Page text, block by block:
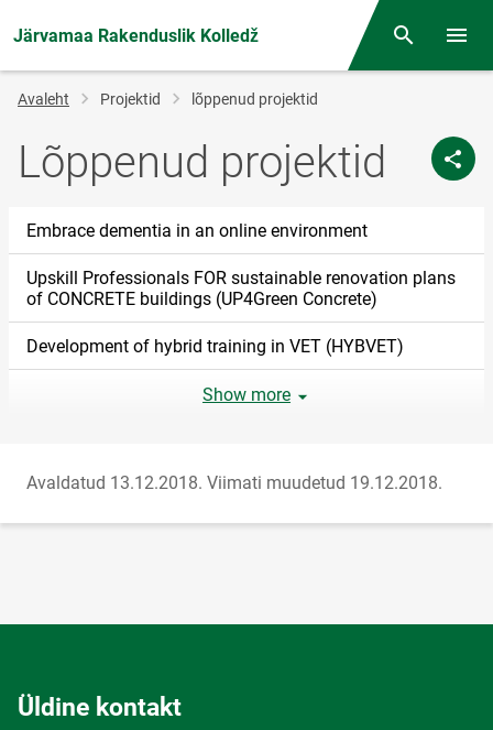
Järvamaa Rakenduslik Kolledž Otsing
Jälglink
Avaleht Projektid lõppenud projektid
Lõppenud projektid
Embrace dementia in an online environment
Upskill Professionals FOR sustainable renovation plans
of CONCRETE buildings (UP4Green Concrete)
Development of hybrid training in VET (HYBVET)
Show more
Avaldatud 13.12.2018. Viimati muudetud 19.12.2018.
Üldine kontakt